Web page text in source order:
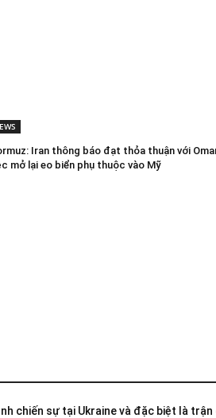
Iran thông báo đạt thỏa thuận với
mở lại eo biển phụ thuộc vào Mỹ
chiến sự tại Ukraine và đặc biệt là